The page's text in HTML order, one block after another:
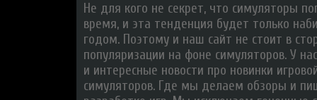
Не для кого не секрет, что симуляторы
время, и эта тенденция будет только
годом. Поэтому и наш сайт не стоит в
популяризации на фоне симуляторов. У
и интересные новости про новинки
симуляторов. Где мы делаем обзоры и